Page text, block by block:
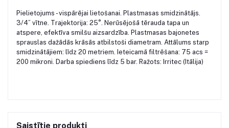
Pielietojums - vispārējai lietošanai. Plastmasas smidzinātājs.
3/4” vītne. Trajektorija: 25°. Nerūsējošā tērauda tapa un
atspere, efektīva smilšu aizsardzība. Plastmasas bajonetes
sprauslas dažādās krāsās atbilstoši diametram. Attālums starp
smidzinātājiem: līdz 20 metriem. Ieteicamā filtrēšana: 75 acs =
200 mikroni. Darba spiediens līdz 5 bar. Ražots: Irritec (Itālija)
Saistītie produkti